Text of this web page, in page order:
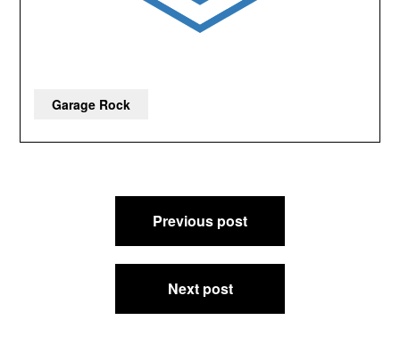
Garage Rock
Beitragsnavigation
Previous post
Next post